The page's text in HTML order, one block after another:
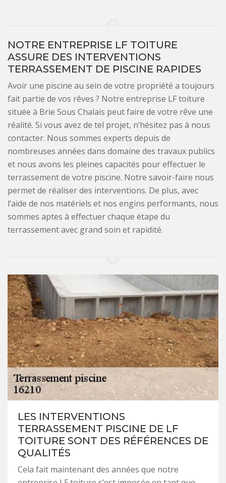
NOTRE ENTREPRISE LF TOITURE
ASSURE DES INTERVENTIONS
TERRASSEMENT DE PISCINE RAPIDES
Avoir une piscine au sein de votre propriété a toujours
fait partie de vos rêves ? Notre entreprise LF toiture
située à Brie Sous Chalais peut faire de votre rêve une
réalité. Si vous avez de tel projet, n’hésitez pas à nous
contacter. Nous sommes experts depuis de
nombreuses années dans domaine des travaux publics
et nous avons les pleines capacités pour effectuer le
terrassement de votre piscine. Notre savoir-faire nous
permet de réaliser des interventions. De plus, avec
l’aide de nos matériels et nos engins performants, nous
sommes aptes à effectuer chaque étape du
terrassement avec grand soin et rapidité.
LES INTERVENTIONS
TERRASSEMENT PISCINE DE LF
TOITURE SONT DES RÉFÉRENCES DE
QUALITÉS
Cela fait maintenant des années que notre